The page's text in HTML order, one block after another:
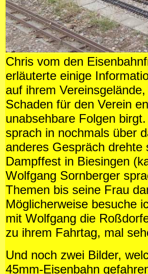
Chris vom den
erläuterte einige
auf ihrem
Schaden für den Verein
unabsehbare Folgen
sprach in nochmals über
anderes Gespräch
Dampffest in Biesingen
Wolfgang Sornberger
Themen bis seine Frau
Möglicherweise besuche
mit Wolfgang die
zu ihrem Fahrtag, mal
Und noch zwei Bilder,
45mm-Eisenbahn